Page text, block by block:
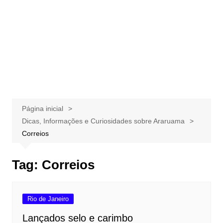
Página inicial
Dicas, Informações e Curiosidades sobre Araruama
Correios
Tag: Correios
Rio de Janeiro
Lançados selo e carimbo